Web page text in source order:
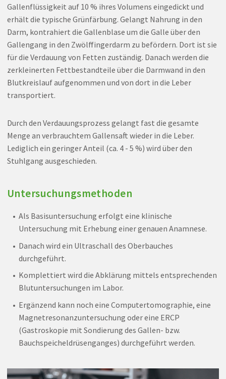
Gallenflüssigkeit auf 10 % ihres Volumens eingedickt und
erhält die typische Grünfärbung. Gelangt Nahrung in den
Darm, kontrahiert die Gallenblase um die Galle über den
Gallengang in den Zwölffingerdarm zu befördern. Dort ist sie
für die Verdauung von Fetten zuständig. Danach werden die
zerkleinerten Fettbestandteile über die Darmwand in den
Blutkreislauf aufgenommen und von dort in die Leber
transportiert.
Durch den Verdauungsprozess gelangt fast die gesamte
Menge an verbrauchtem Gallensaft wieder in die Leber.
Lediglich ein geringer Anteil (ca. 4 - 5 %) wird über den
Stuhlgang ausgeschieden.
Untersuchungsmethoden
Als Basisuntersuchung erfolgt eine klinische
Untersuchung mit Erhebung einer genauen Anamnese.
Danach wird ein Ultraschall des Oberbauches
durchgeführt.
Komplettiert wird die Abklärung mittels entsprechenden
Blutuntersuchungen im Labor.
Ergänzend kann noch eine Computertomographie, eine
Magnetresonanzuntersuchung oder eine ERCP
(Gastroskopie mit Sondierung des Gallen- bzw.
Bauchspeicheldrüsenganges) durchgeführt werden.